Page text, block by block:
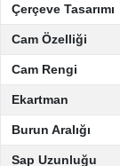
Çerçeve Tasarımı
Cam Özelliği
Cam Rengi
Ekartman
Burun Aralığı
Sap Uzunluğu